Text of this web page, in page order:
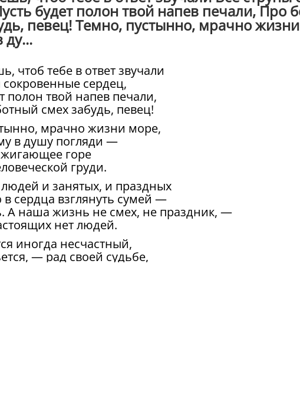
будет полон твой напев печали, Про
певец! Темно, пустынно, мрачно
чтоб тебе в ответ звучали
сокровенные сердец,
полон твой напев печали,
смех забудь, певец!
мрачно жизни море,
в душу погляди —
горе
груди.
и занятых, и праздных
сердца взглянуть сумей —
А наша жизнь не смех, не праздник, —
нет людей.
иногда несчастный,
— рад своей судьбе,